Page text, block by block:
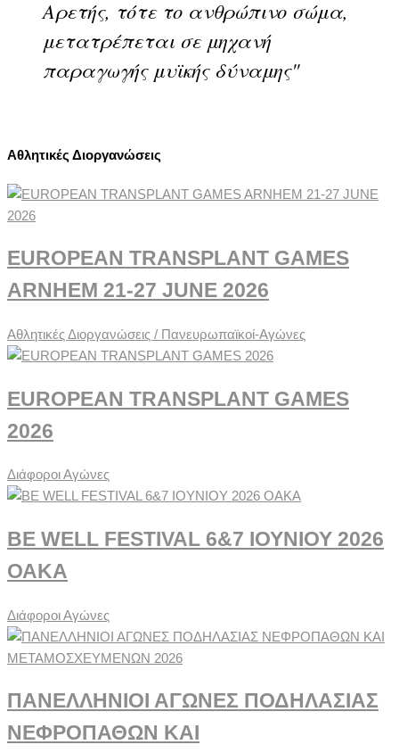
Αρετής, τότε το ανθρώπινο σώμα,
μετατρέπεται σε μηχανή
παραγωγής μυϊκής δύναμης"
Αθλητικές Διοργανώσεις
EUROPEAN TRANSPLANT GAMES
ARNHEM 21-27 JUNE 2026
Αθλητικές Διοργανώσεις / Πανευρωπαϊκοί-Αγώνες
EUROPEAN TRANSPLANT GAMES
2026
Διάφοροι Αγώνες
BE WELL FESTIVAL 6&7 ΙΟΥΝΙΟΥ 2026
ΟΑΚΑ
Διάφοροι Αγώνες
ΠΑΝΕΛΛΗΝΙΟΙ ΑΓΩΝΕΣ ΠΟΔΗΛΑΣΙΑΣ
ΝΕΦΡΟΠΑΘΩΝ ΚΑΙ